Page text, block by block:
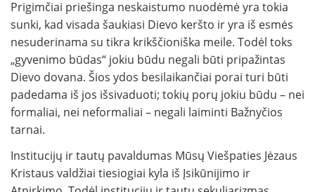
Prigimčiai priešinga neskaistumo nuodėmė yra tokia
sunki, kad visada šaukiasi Dievo keršto ir yra iš esmės
nesuderinama su tikra krikščioniška meile. Todėl toks
„gyvenimo būdas“ jokiu būdu negali būti pripažintas
Dievo dovana. Šios ydos besilaikančiai porai turi būti
padedama iš jos išsivaduoti; tokių porų jokiu būdu – nei
formaliai, nei neformaliai – negali laiminti Bažnyčios
tarnai.
Institucijų ir tautų pavaldumas Mūsų Viešpaties Jėzaus
Kristaus valdžiai tiesiogiai kyla iš Įsikūnijimo ir